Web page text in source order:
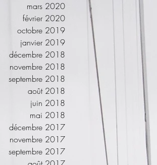
mars 2020
février 2020
octobre 2019
janvier 2019
décembre 2018
novembre 2018
septembre 2018
août 2018
juin 2018
mai 2018
décembre 2017
novembre 2017
septembre 2017